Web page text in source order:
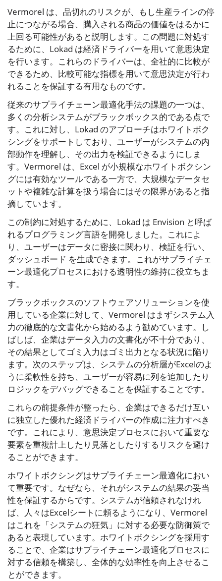
Vermorel は、品切れのリスクが、もし生産ラインの停
止につながる場合、購入される商品の価値をはるかに
上回る可能性があると説明します。この問題に対処す
るために、Lokad は経済ドライバーを用いて意思決定
を行います。これらのドライバーは、全社的に比較が
できるため、比較可能な指標を用いて意思決定が行わ
れることを保証する有用なものです。
従来のサプライチェーン最適化手法の課題の一つは、
多くの分析システムがブラックボックス的である点で
す。これに対し、Lokad のアプローチはホワイトボク
シングをサポートしており、ユーザーがシステムの内
部動作を理解し、その出力を検証できるようにしま
す。Vermorel は、Excel が小規模なホワイトボクシン
グには有効なツールである一方で、大規模なデータセ
ットや複雑な計算を扱う場合にはその限界があると指
摘しています。
この制約に対処するために、Lokad は Envision と呼ば
れるプログラミング言語を開発しました。これによ
り、ユーザーはデータに密接に関わり、検証を行い、
ダッシュボード を生成できます。これがサプライチェ
ーン最適化プロセスにおける透明性の維持に役立ちま
す。
ブラックボックスのソフトウェアソリューションを使
用している企業に対して、Vermorel はまずシステム入
力の徹底的な文書化から始めるよう勧めています。し
ばしば、企業はデータ入力の文書化が不十分であり、
その結果としてゴミ入力はゴミ出力となる状況に陥り
ます。次のステップは、システムの分析層がExcelのよ
うに柔軟性を持ち、ユーザーが容易に列を追加したり
ロジックをデバッグできることを保証することです。
これらの前提条件が整ったら、企業はできるだけ互い
に独立した優れた経済ドライバーの作成に注力すべき
です。これにより、意思決定プロセスにおいて重要な
要素を重複計上したり見落としたりするリスクを避け
ることができます。
ホワイトボクシングはサプライチェーン最適化におい
て重要です。なぜなら、それがシステムの結果の妥当
性を保証するからです。システムが信頼されなけれ
ば、人々はExcelシートに頼るようになり、Vermorel
はこれを「システムの狂気」に対する必要な防御策で
あると表現しています。ホワイトボクシングを採用す
ることで、企業はサプライチェーン最適化プロセスに
対する信頼を構築し、全体的な効率性を向上させるこ
とができます。